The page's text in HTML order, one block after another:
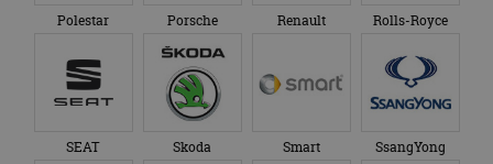
Polestar Porsche Renault Rolls-Royce
SEAT Skoda Smart SsangYong